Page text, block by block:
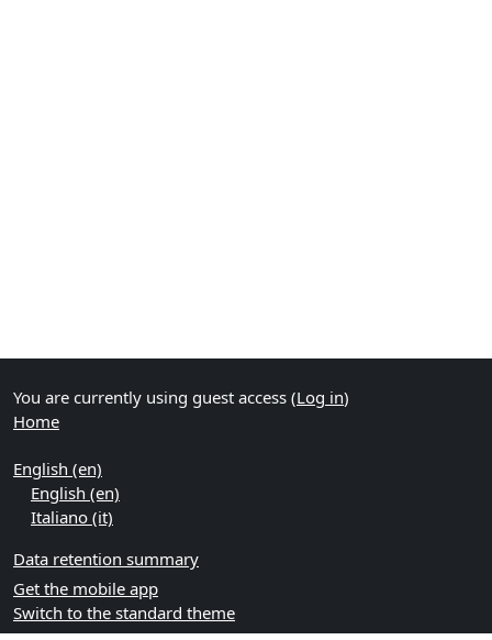
You are currently using guest access (Log in)
Home
English ‎(en)‎
English ‎(en)‎
Italiano ‎(it)‎
Data retention summary
Get the mobile app
Switch to the standard theme